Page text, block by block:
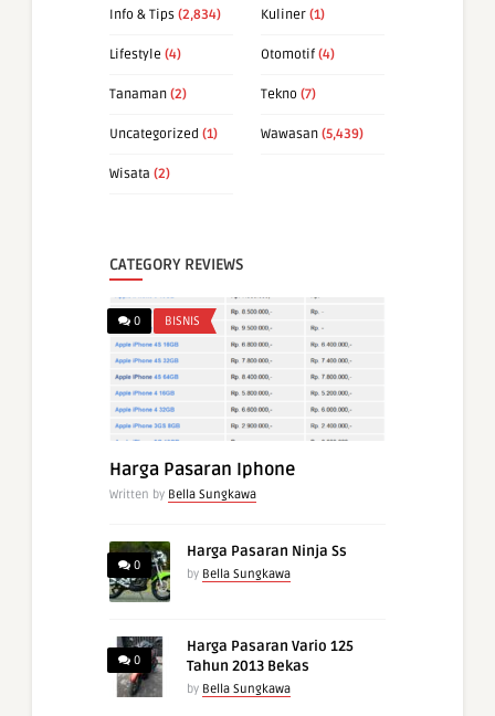
Info & Tips (2,834) Kuliner (1)
Lifestyle (4) Otomotif (4)
Tanaman (2) Tekno (7)
Uncategorized (1) Wawasan (5,439)
Wisata (2)
CATEGORY REVIEWS
0 BISNIS
Harga Pasaran Iphone
Written by Bella Sungkawa
0
Harga Pasaran Ninja Ss
by Bella Sungkawa
0
Harga Pasaran Vario 125
Tahun 2013 Bekas
by Bella Sungkawa